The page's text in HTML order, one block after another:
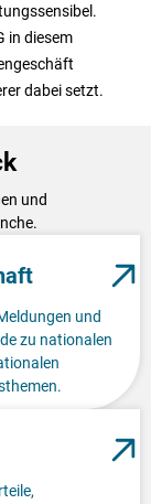
in diesem
dabei setzt.
und
und
zu nationalen